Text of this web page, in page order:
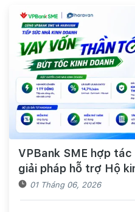
VPBank SME hợp
giải pháp hỗ trợ Hộ
nghiệp tiếp cận
hóa đơn điện tử hiệu
01 Tháng 06, 2026